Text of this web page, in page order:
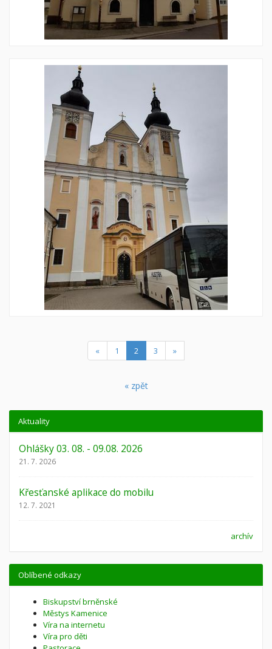
« 1 2 (current)
3 »
« zpět
Aktuality
Ohlášky 03. 08. - 09.08. 2026
21. 7. 2026
Křesťanské aplikace do mobilu
12. 7. 2021
archív
Oblíbené odkazy
Biskupství brněnské
Městys Kamenice
Víra na internetu
Víra pro děti